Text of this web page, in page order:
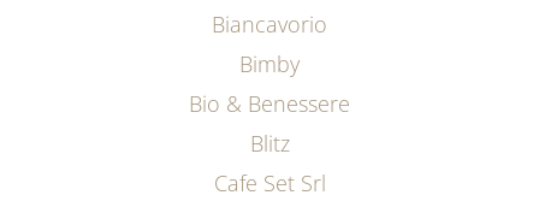
Biancavorio
Bimby
Bio & Benessere
Blitz
Cafe Set Srl